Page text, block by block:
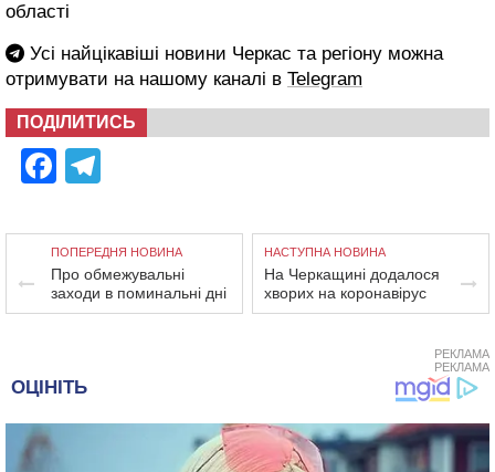
області
Усі найцікавіші новини Черкас та регіону можна
отримувати на нашому каналі в Telegram
ПОДІЛИТИСЬ
Facebook
ПОПЕРЕДНЯ НОВИНА
Про обмежувальні
заходи в поминальні дні
НАСТУПНА НОВИНА
На Черкащині додалося
хворих на коронавірус
РЕКЛАМА
РЕКЛАМА